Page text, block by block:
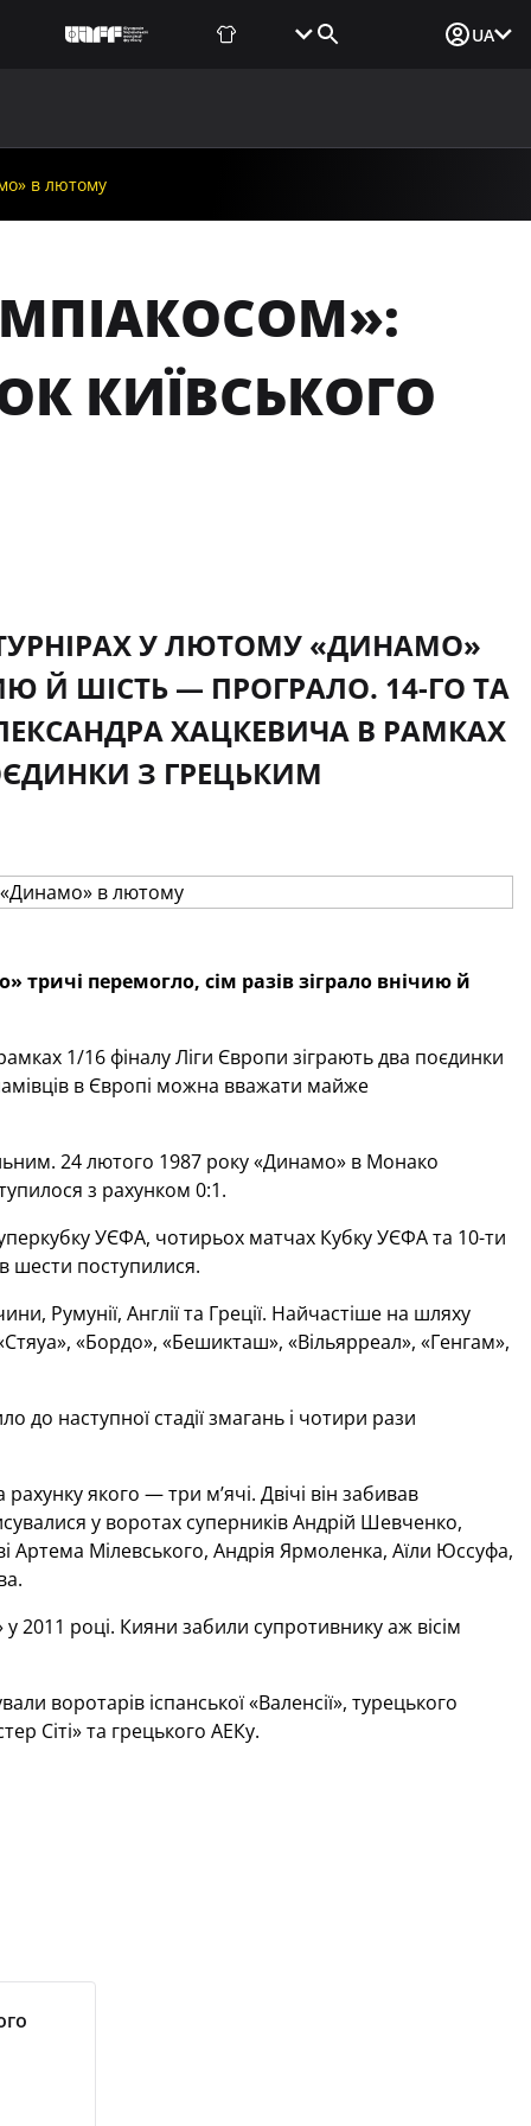
UA
в лютому
КИЇВСЬКОГО
У ЛЮТОМУ «ДИНАМО»
Й ШІСТЬ — ПРОГРАЛО. 14-ГО ТА
ХАЦКЕВИЧА В РАМКАХ
З ГРЕЦЬКИМ
тричі перемогло, сім разів зіграло внічию й
1/16 фіналу Ліги Європи зіграють два поєдинки
в Європі можна вважати майже
24 лютого 1987 року «Динамо» в Монако
з рахунком 0:1.
УЄФА, чотирьох матчах Кубку УЄФА та 10-ти
шести поступилися.
Румунії, Англії та Греції. Найчастіше на шляху
«Бордо», «Бешикташ», «Вільярреал», «Генгам»,
наступної стадії змагань і чотири рази
якого — три м’ячі. Двічі він забивав
у воротах суперників Андрій Шевченко,
Артема Мілевського, Андрія Ярмоленка, Аїли Юссуфа,
2011 році. Кияни забили супротивнику аж вісім
воротарів іспанської «Валенсії», турецького
Сіті» та грецького АЕКу.